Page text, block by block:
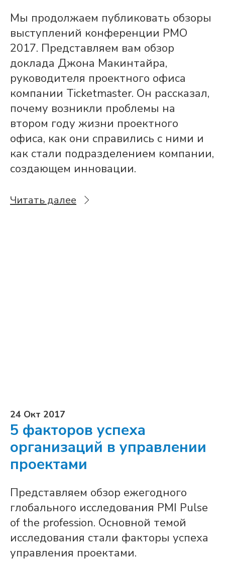
Мы продолжаем публиковать обзоры
выступлений конференции PMO
2017. Представляем вам обзор
доклада Джона Макинтайра,
руководителя проектного офиса
компании Ticketmaster. Он рассказал,
почему возникли проблемы на
втором году жизни проектного
офиса, как они справились с ними и
как стали подразделением компании,
создающем инновации.
Читать далее
24 Окт 2017
5 факторов успеха
организаций в управлении
проектами
Представляем обзор ежегодного
глобального исследования PMI Pulse
of the profession. Основной темой
исследования стали факторы успеха
управления проектами.